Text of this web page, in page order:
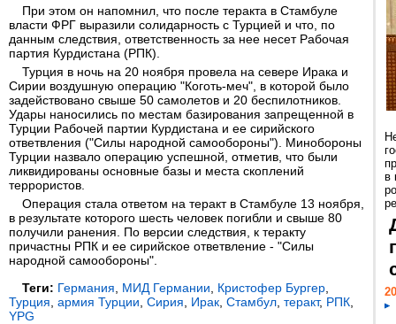
При этом он напомнил, что после теракта в Стамбуле
власти ФРГ выразили солидарность с Турцией и что, по
данным следствия, ответственность за нее несет Рабочая
партия Курдистана (РПК).
Турция в ночь на 20 ноября провела на севере Ирака и
Сирии воздушную операцию "Коготь-меч", в которой было
задействовано свыше 50 самолетов и 20 беспилотников.
Удары наносились по местам базирования запрещенной в
Турции Рабочей партии Курдистана и ее сирийского
ответвления ("Силы народной самообороны"). Минобороны
Турции назвало операцию успешной, отметив, что были
ликвидированы основные базы и места скоплений
террористов.
Операция стала ответом на теракт в Стамбуле 13 ноября,
в результате которого шесть человек погибли и свыше 80
получили ранения. По версии следствия, к теракту
причастны РПК и ее сирийское ответвление - "Силы
народной самообороны".
Теги: Германия МИД Германии Кристофер Бургер
Турция армия Турции Сирия Ирак Стамбул теракт, РПК
YPG
в